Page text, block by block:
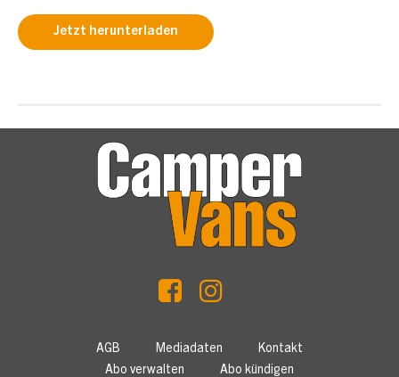
Jetzt herunterladen
AGB Mediadaten
Kontakt
Abo verwalten
Abo kündigen